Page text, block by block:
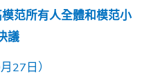
范所有人全體和模范小
議
27日）